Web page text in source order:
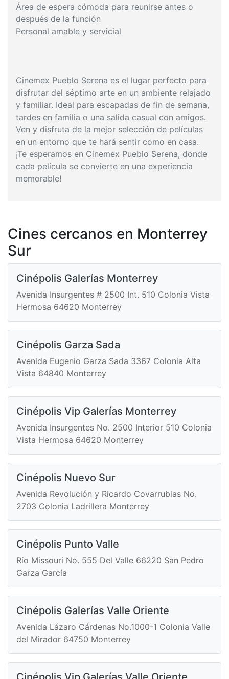
Área de espera cómoda para reunirse antes o
después de la función
Personal amable y servicial
Cinemex Pueblo Serena es el lugar perfecto para
disfrutar del séptimo arte en un ambiente relajado
y familiar. Ideal para escapadas de fin de semana,
tardes en familia o una salida casual con amigos.
Ven y disfruta de la mejor selección de películas
en un entorno que te hará sentir como en casa.
¡Te esperamos en Cinemex Pueblo Serena, donde
cada película se convierte en una experiencia
memorable!
Cines cercanos en Monterrey
Sur
Cinépolis Galerías Monterrey
Avenida Insurgentes # 2500 Int. 510 Colonia Vista
Hermosa 64620 Monterrey
Cinépolis Garza Sada
Avenida Eugenio Garza Sada 3367 Colonia Alta
Vista 64840 Monterrey
Cinépolis Vip Galerías Monterrey
Avenida Insurgentes No. 2500 Interior 510 Colonia
Vista Hermosa 64620 Monterrey
Cinépolis Nuevo Sur
Avenida Revolución y Ricardo Covarrubias No.
2703 Colonia Ladrillera Monterrey
Cinépolis Punto Valle
Río Missouri No. 555 Del Valle 66220 San Pedro
Garza García
Cinépolis Galerías Valle Oriente
Avenida Lázaro Cárdenas No.1000-1 Colonia Valle
del Mirador 64750 Monterrey